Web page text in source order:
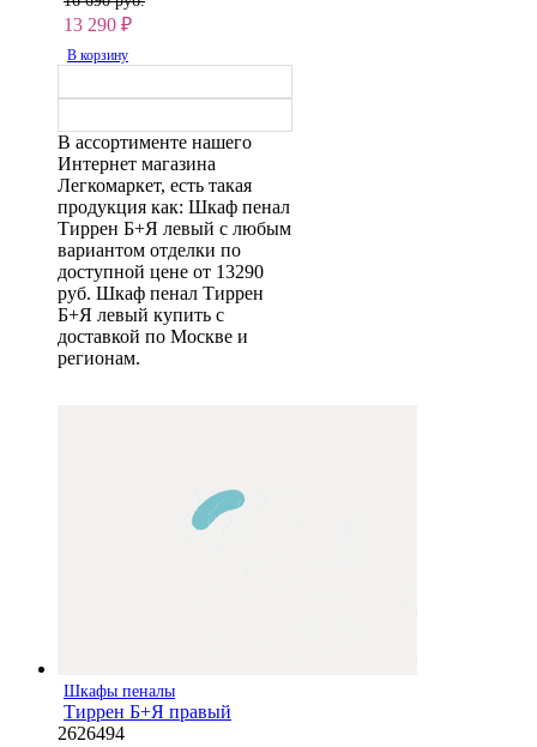
13 290 ₽
В корзину
В ассортименте нашего
Интернет магазина
Легкомаркет, есть такая
продукция как: Шкаф пенал
Тиррен Б+Я левый с любым
вариантом отделки по
доступной цене от 13290
руб. Шкаф пенал Тиррен
Б+Я левый купить с
доставкой по Москве и
регионам.
Шкафы пеналы
Тиррен Б+Я правый
2626494